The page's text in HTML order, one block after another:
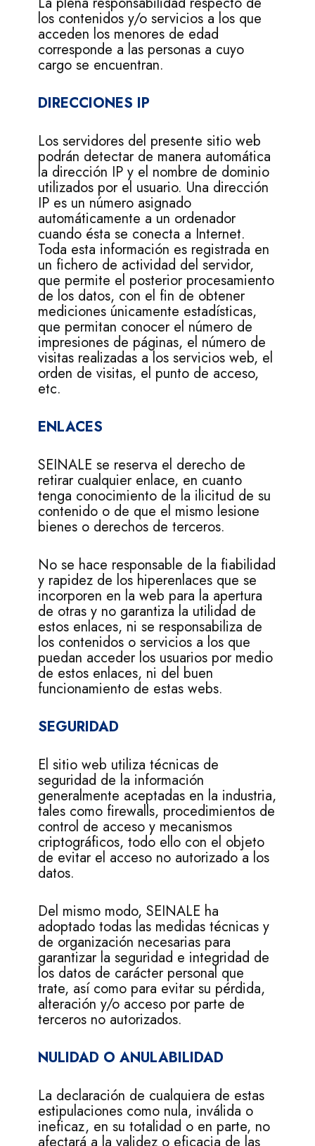
los contenidos y/o servicios a los que
acceden los menores de edad
corresponde a las personas a cuyo
cargo se encuentran.
DIRECCIONES IP
Los servidores del presente sitio web
podrán detectar de manera automática
la dirección IP y el nombre de dominio
utilizados por el usuario. Una dirección
IP es un número asignado
automáticamente a un ordenador
cuando ésta se conecta a Internet.
Toda esta información es registrada en
un fichero de actividad del servidor,
que permite el posterior procesamiento
de los datos, con el fin de obtener
mediciones únicamente estadísticas,
que permitan conocer el número de
impresiones de páginas, el número de
visitas realizadas a los servicios web, el
orden de visitas, el punto de acceso,
etc.
ENLACES
SEINALE se reserva el derecho de
retirar cualquier enlace, en cuanto
tenga conocimiento de la ilicitud de su
contenido o de que el mismo lesione
bienes o derechos de terceros.
No se hace responsable de la fiabilidad
y rapidez de los hiperenlaces que se
incorporen en la web para la apertura
de otras y no garantiza la utilidad de
estos enlaces, ni se responsabiliza de
los contenidos o servicios a los que
puedan acceder los usuarios por medio
de estos enlaces, ni del buen
funcionamiento de estas webs.
SEGURIDAD
El sitio web utiliza técnicas de
seguridad de la información
generalmente aceptadas en la industria,
tales como firewalls, procedimientos de
control de acceso y mecanismos
criptográficos, todo ello con el objeto
de evitar el acceso no autorizado a los
datos.
Del mismo modo, SEINALE ha
adoptado todas las medidas técnicas y
de organización necesarias para
garantizar la seguridad e integridad de
los datos de carácter personal que
trate, así como para evitar su pérdida,
alteración y/o acceso por parte de
terceros no autorizados.
NULIDAD O ANULABILIDAD
La declaración de cualquiera de estas
estipulaciones como nula, inválida o
ineficaz, en su totalidad o en parte, no